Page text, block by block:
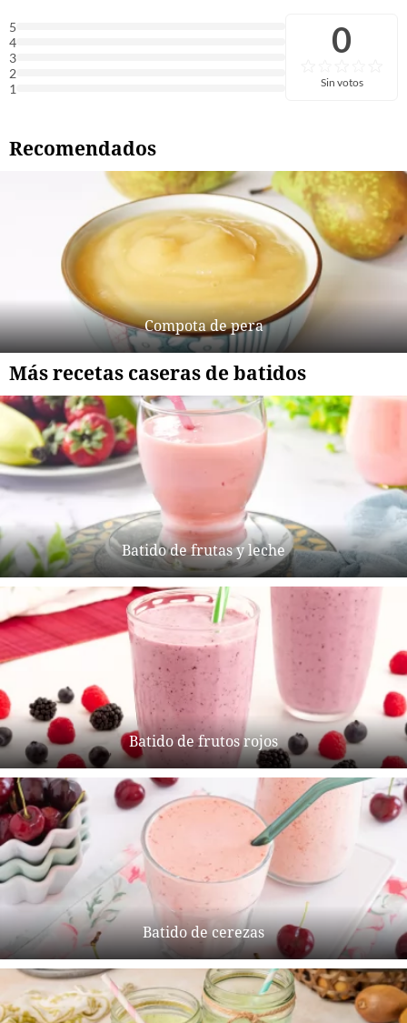
5
4
3
2
1
0
Sin votos
Recomendados
Compota de pera
Más recetas caseras de batidos
Batido de frutas y leche
Batido de frutos rojos
Batido de cerezas